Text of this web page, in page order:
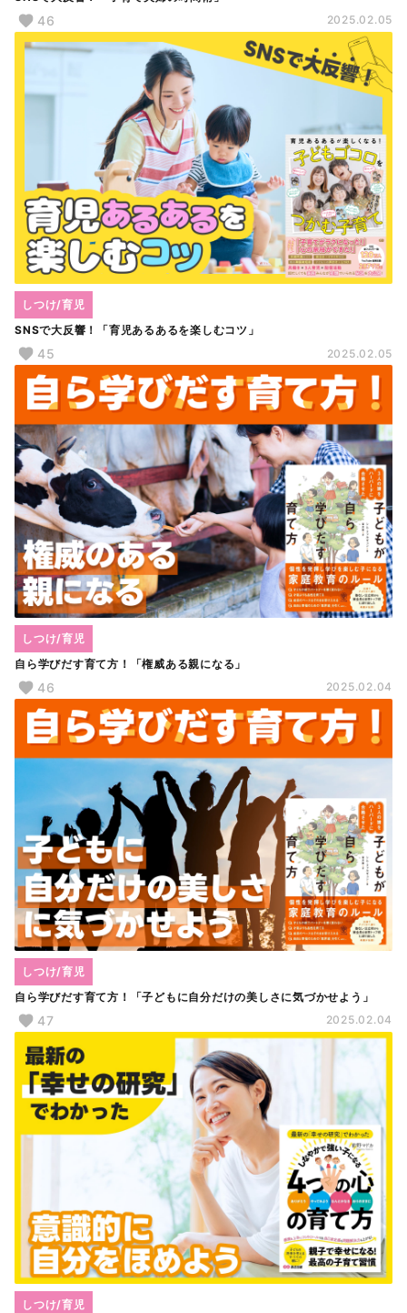
46 2025.02.05
SNSで大反響！「育児あるあるを楽しむコツ」
しつけ/育児
45 2025.02.05
自ら学びだす育て方！「権威ある親になる」
しつけ/育児
46 2025.02.04
自ら学びだす育て方！「子どもに自分だけの美しさに気づかせよう」
しつけ/育児
47 2025.02.04
しつけ/育児